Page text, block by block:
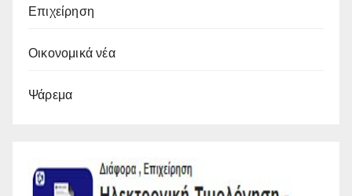
Επιχείρηση
Οικονομικά νέα
Ψάρεμα